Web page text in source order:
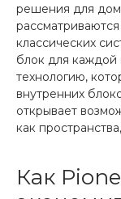
решения для
классических
блок для каждой
технологию,
внутренних
открывает
как
Как